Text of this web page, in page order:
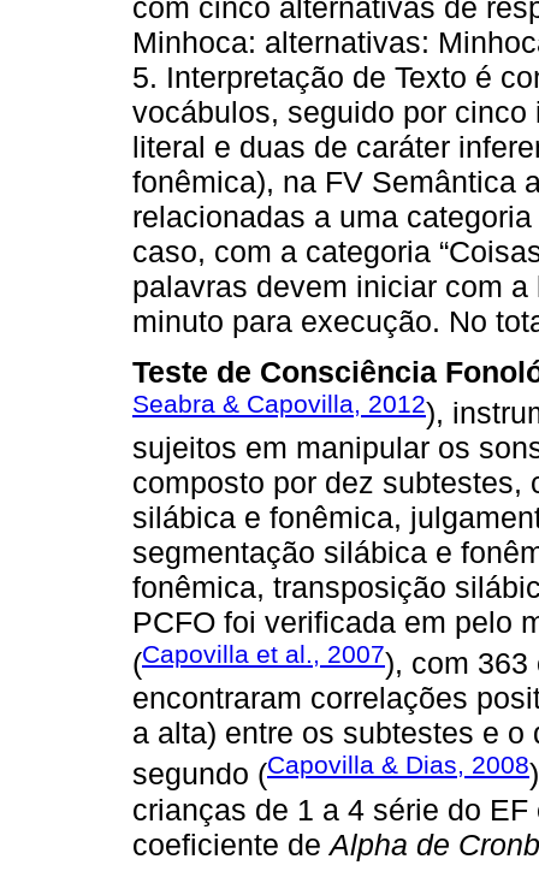
com cinco alternativas de
Minhoca: alternativas:
5. Interpretação de Texto é
vocábulos, seguido por
literal e duas de caráter
fonêmica), na FV Semântica
relacionadas a uma
caso, com a categoria
palavras devem iniciar com
minuto para execução. No
Teste de Consciência
Seabra & Capovilla, 2012),
sujeitos em manipular os
composto por dez subtestes,
silábica e fonêmica,
segmentação silábica e
fonêmica, transposição
PCFO foi verificada em pelo
(Capovilla et al., 2007), com 363
encontraram correlações
a alta) entre os subtestes e
segundo (Capovilla & Dias, 2008
crianças de 1 a 4 série do
coeficiente deAlpha de